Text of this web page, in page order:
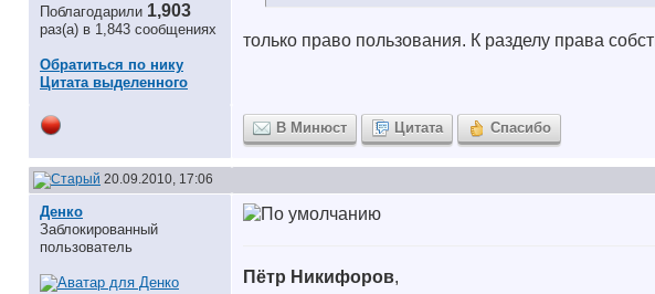
Поблагодарили 1,903
раз(а) в 1,843 сообщениях
Обратиться по нику
Цитата выделенного
только право пользования. К разделу права
В Минюст Цитата Спасибо
20.09.2010, 17:06
Денко
Заблокированный
пользователь
Пётр Никифоров,